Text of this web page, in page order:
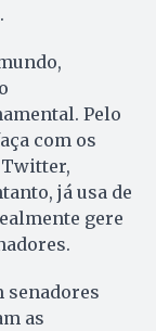
Pelo
com os
Twitter,
já usa de
gere
senadores
as